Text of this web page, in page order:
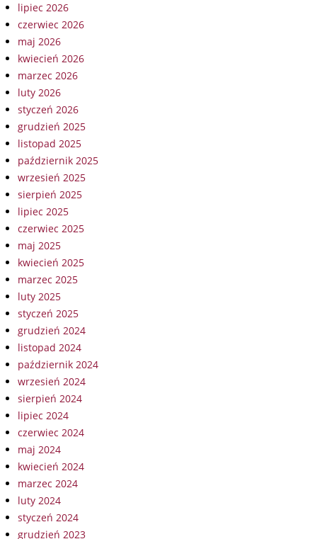
lipiec 2026
czerwiec 2026
maj 2026
kwiecień 2026
marzec 2026
luty 2026
styczeń 2026
grudzień 2025
listopad 2025
październik 2025
wrzesień 2025
sierpień 2025
lipiec 2025
czerwiec 2025
maj 2025
kwiecień 2025
marzec 2025
luty 2025
styczeń 2025
grudzień 2024
listopad 2024
październik 2024
wrzesień 2024
sierpień 2024
lipiec 2024
czerwiec 2024
maj 2024
kwiecień 2024
marzec 2024
luty 2024
styczeń 2024
grudzień 2023